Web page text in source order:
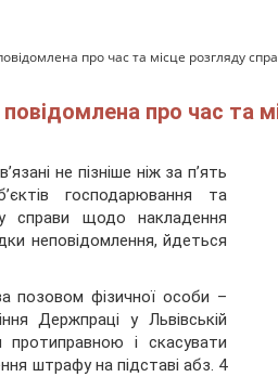
про час та місце розгляду
про час та
не пізніше ніж за п’ять
господарювання та
справи щодо накладення
неповідомлення, йдеться
позовом фізичної особи –
Держпраці у Львівській
і скасувати
штрафу на підставі абз. 4